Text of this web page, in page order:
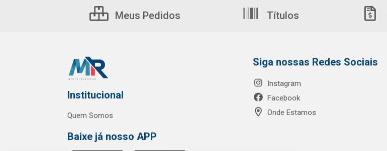
Meus Pedidos Títulos
Institucional
Quem Somos
Baixe já nosso APP
Siga nossas Redes Sociais
Instagram
Facebook
Onde Estamos